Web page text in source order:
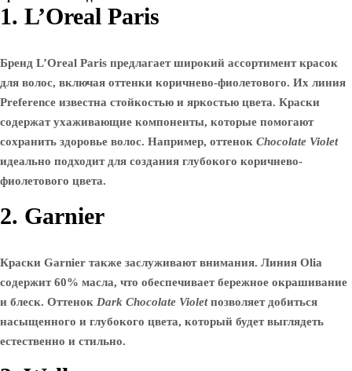
1. L’Oreal Paris
Бренд L’Oreal Paris предлагает широкий ассортимент красок
для волос, включая оттенки коричнево-фиолетового. Их линия
Preference известна стойкостью и яркостью цвета. Краски
содержат ухаживающие компоненты, которые помогают
сохранить здоровье волос. Например, оттенок Chocolate Violet
идеально подходит для создания глубокого коричнево-
фиолетового цвета.
2. Garnier
Краски Garnier также заслуживают внимания. Линия Olia
содержит 60% масла, что обеспечивает бережное окрашивание
и блеск. Оттенок Dark Chocolate Violetпозволяет добиться
насыщенного и глубокого цвета, который будет выглядеть
естественно и стильно.